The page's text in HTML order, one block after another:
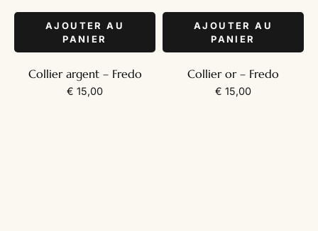
AJOUTER AU
PANIER
Collier argent – Fredo
€ 15,00
AJOUTER AU
PANIER
Collier or – Fredo
€ 15,00